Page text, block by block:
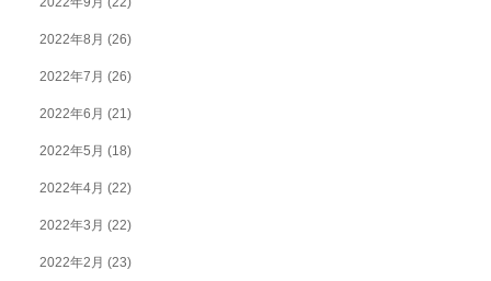
2022年8月 (26)
2022年7月 (26)
2022年6月 (21)
2022年5月 (18)
2022年4月 (22)
2022年3月 (22)
2022年2月 (23)